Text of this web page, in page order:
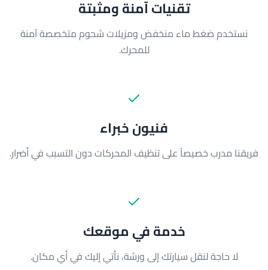
تقنيات آمنة ومثبتة
نستخدم ضغط ماء منخفض ومزيلات شحوم متخصصة آمنة
للمحرك.
فنيون خبراء
فريقنا مدرب خصيصاً على تنظيف المحركات دون التسبب في أضرار.
خدمة في موقعك
لا حاجة لنقل سيارتك إلى ورشة، نأتي إليك في أي مكان.